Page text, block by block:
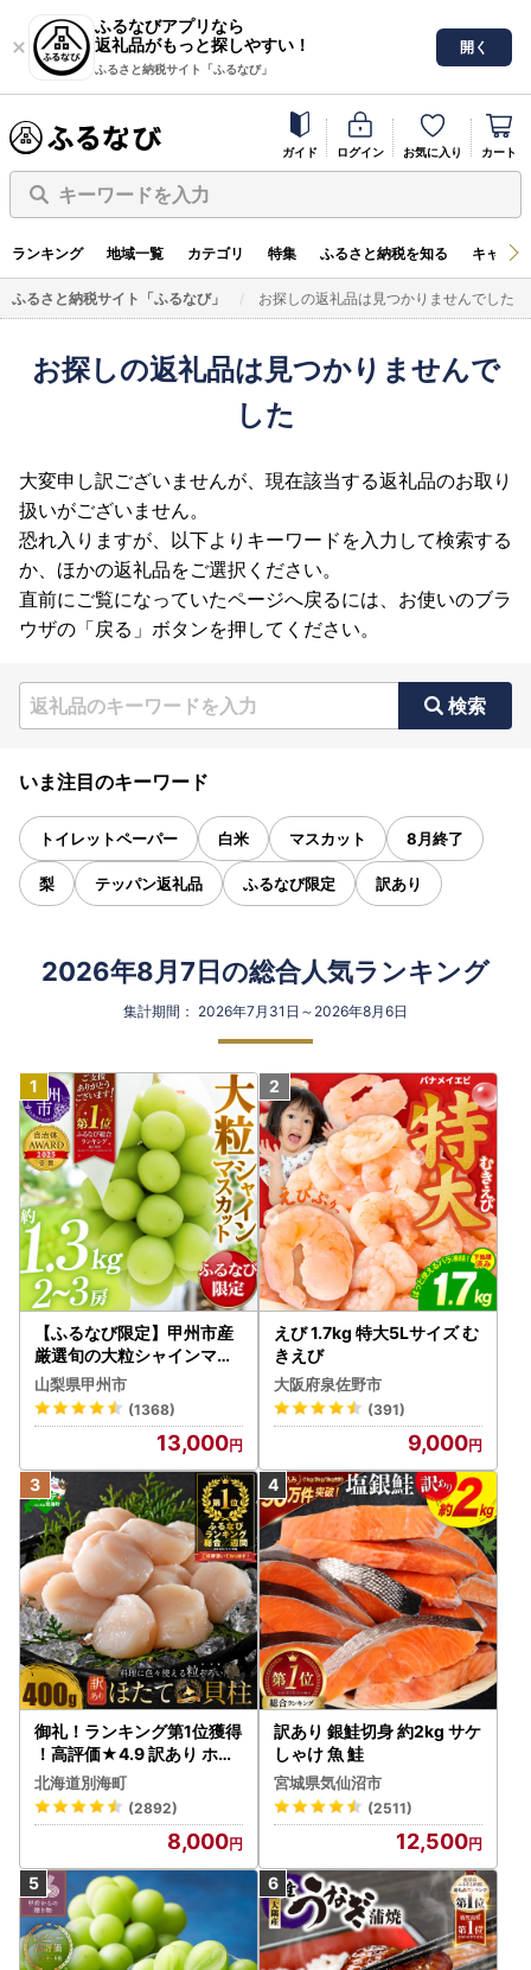
ふるなびアプリなら
返礼品がもっと探しやすい！
ふるさと納税サイト「ふるなび」
開く
ガイド ログイン お気に入り カート
キーワードを入力
ランキング 地域一覧 カテゴリ 特集 ふるさと納税を知る キャン
ふるさと納税サイト「ふるなび」 お探しの返礼品は見つかりませんでした
お探しの返礼品は見つかりませんで
した
大変申し訳ございませんが、現在該当する返礼品のお取り
扱いがございません。
恐れ入りますが、以下よりキーワードを入力して検索する
か、ほかの返礼品をご選択ください。
直前にご覧になっていたページへ戻るには、お使いのブラ
ウザの「戻る」ボタンを押してください。
検索
いま注目のキーワード
トイレットペーパー 白米 マスカット 8月終了
梨 テッパン返礼品 ふるなび限定 訳あり
2026年8月7日の総合人気ランキング
集計期間： 2026年7月31日～2026年8月6日
【ふるなび限定】甲州市産
厳選旬の大粒シャインマス
カット 約1.3kg 2～3房【2
026年発送】（MG）B12-
472 FN-Limited-VO シャ
インマスカット フルーツ
山梨県甲州市
(1368)
13,000
えび 1.7kg 特大5Lサイズ む
きえび
大阪府泉佐野市
(391)
9,000
御礼！ランキング第1位獲得
！高評価★4.9 訳あり ホタ
テ 400g（ほたて 帆立 貝柱
冷凍 ）
北海道別海町
(2892)
8,000
訳あり 銀鮭切身 約2kg サケ
しゃけ 魚 鮭
宮城県気仙沼市
(2511)
12,500